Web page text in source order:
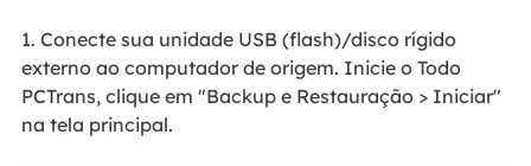
1. Conecte sua unidade USB (flash)/disco rígido
externo ao computador de origem. Inicie o Todo
PCTrans, clique em "Backup e Restauração > Iniciar"
na tela principal.